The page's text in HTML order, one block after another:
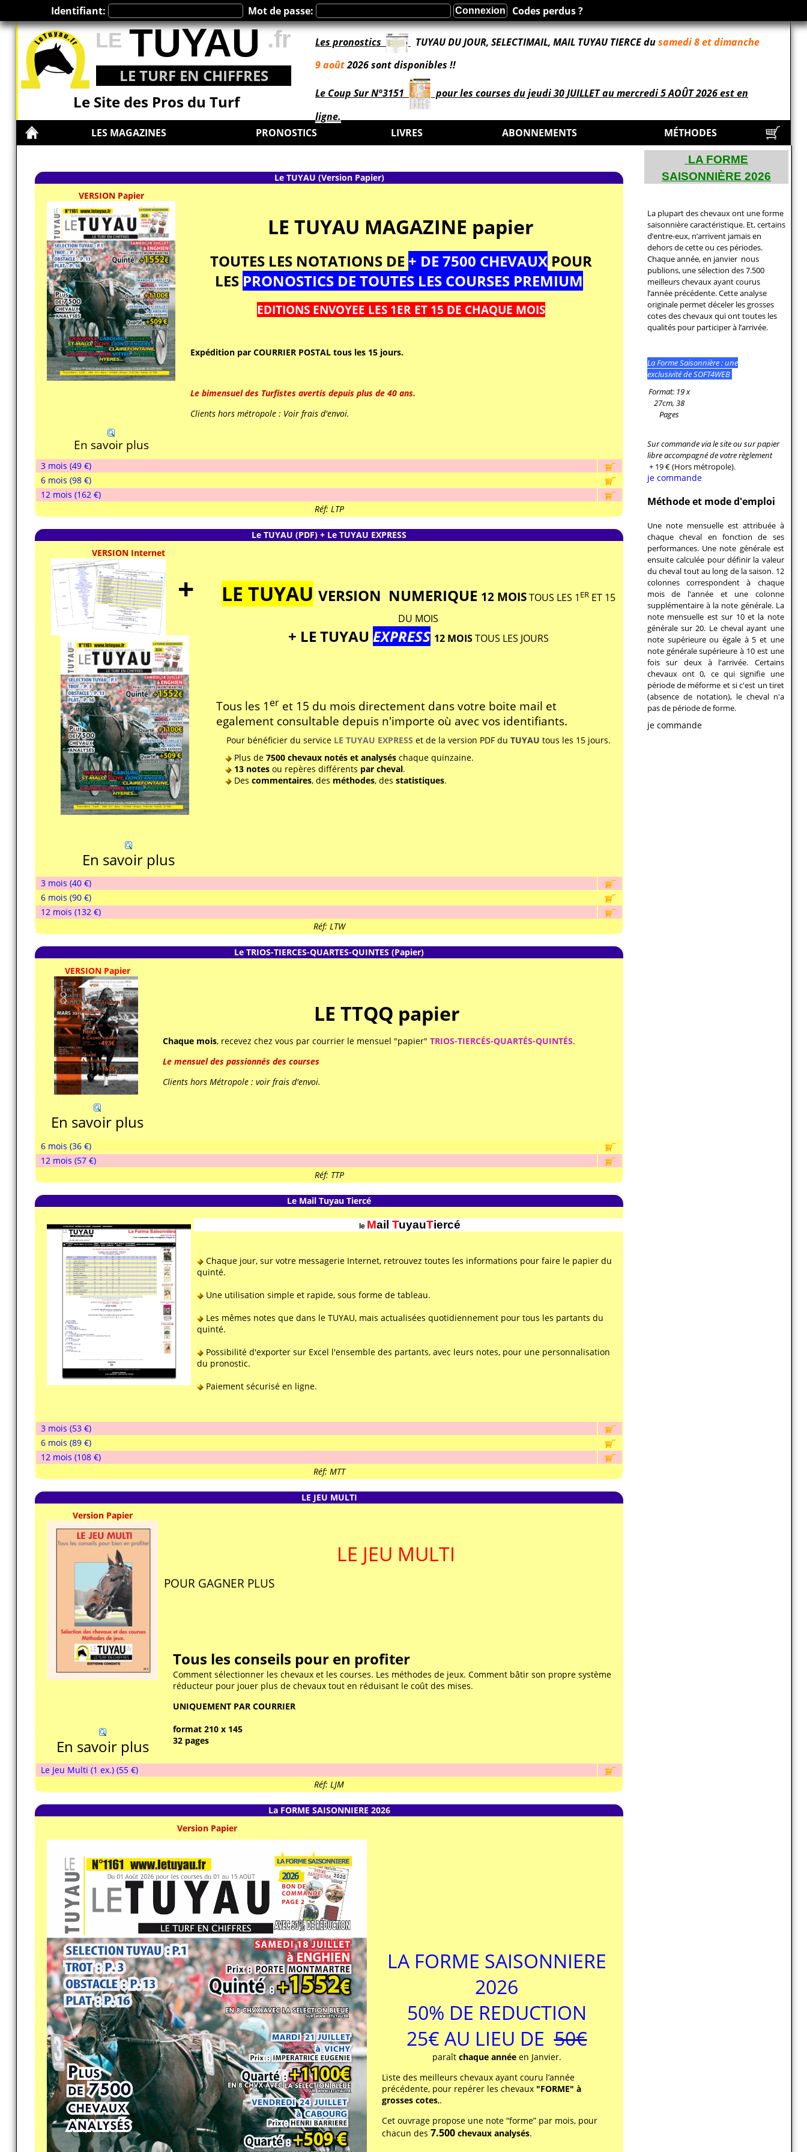
Identifiant: Mot de passe: Codes perdus ?
.fr
LE TUYAU
LE TURF EN CHIFFRES
Le Site des Pros du Turf
Les pronostics TUYAU DU JOUR, SELECTIMAIL, MAIL TUYAU TIERCE dusamedi 8 et dimanche
9 août2026 sont disponibles !!
Le Coup Sur N°3151
pour les courses du jeudi 30 JUILLET au mercredi 5 AOÛT 2026 est en
ligne.
LES MAGAZINES
PRONOSTICS LIVRES ABONNEMENTS MÉTHODES
Le TUYAU (Version Papier)
VERSION Papier
En savoir plus
LE TUYAU MAGAZINE papier
TOUTES LES NOTATIONS DE + DE 7500 CHEVAUXPOUR
LES PRONOSTICS DE TOUTES LES COURSES PREMIUM
EDITIONS ENVOYEE LES 1ER ET 15 DE CHAQUE MOIS
Expédition par COURRIER POSTAL tous les 15 jours.
Le bimensuel des Turfistes avertis depuis plus de 40 ans.
Clients hors métropole : Voir frais d'envoi.
3 mois (49 €)
6 mois (98 €)
12 mois (162 €)
Réf: LTP
Le TUYAU (PDF) + Le TUYAU EXPRESS
VERSION Internet
+
En savoir plus
LE TUYAU VERSION NUMERIQUE 12 MOIS TOUS LES 1 ERET 15
DU MOIS
+ LE TUYAU EXPRESS 12 MOISTOUS LES JOURS
Tous les 1 er et 15 du mois directement dans votre boite mail et
egalement consultable depuis n'importe où avec vos identifiants.
Pour bénéficier du service LE TUYAU EXPRESS et de la version PDF du TUYAU tous les 15 jours.
Plus de 7500 chevaux notés et analysés chaque quinzaine.
13 notes ou repères différents par cheval.
Des commentaires, des méthodes, des statistiques.
3 mois (40 €)
6 mois (90 €)
12 mois (132 €)
Réf: LTW
Le TRIOS-TIERCES-QUARTES-QUINTES (Papier)
VERSION Papier
En savoir plus
LE TTQQ papier
Chaque mois, recevez chez vous par courrier le mensuel "papier" TRIOS-TIERCÉS-QUARTÉS-QUINTÉS.
Le mensuel des passionnés des courses
Clients hors Métropole : voir frais d'envoi.
6 mois (36 €)
12 mois (57 €)
Réf: TTP
Le Mail Tuyau Tiercé
le Mail TuyauTiercé
Chaque jour, sur votre messagerie Internet, retrouvez toutes les informations pour faire le papier du
quinté.
Une utilisation simple et rapide, sous forme de tableau.
Les mêmes notes que dans le TUYAU, mais actualisées quotidiennement pour tous les partants du
quinté.
Possibilité d'exporter sur Excel l'ensemble des partants, avec leurs notes, pour une personnalisation
du pronostic.
Paiement sécurisé en ligne.
3 mois (53 €)
6 mois (89 €)
12 mois (108 €)
Réf: MTT
LE JEU MULTI
Version Papier
En savoir plus
LE JEU MULTI
POUR GAGNER PLUS
Tous les conseils pour en profiter
Comment sélectionner les chevaux et les courses. Les méthodes de jeux. Comment bâtir son propre système
réducteur pour jouer plus de chevaux tout en réduisant le coût des mises.
UNIQUEMENT PAR COURRIER
format 210 x 145
32 pages
Le Jeu Multi (1 ex.) (55 €)
Réf: LJM
La FORME SAISONNIERE 2026
Version Papier
LA FORME SAISONNIERE
2026
50% DE REDUCTION
25€ AU LIEU DE50€
paraît chaque annéeen Janvier.
Liste des meilleurs chevaux ayant couru l’année
précédente, pour repérer les chevaux "FORME" à
grosses cotes,.
Cet ouvrage propose une note “forme” par mois, pour
chacun des 7.500 chevaux analysés.
LA FORME
SAISONNIÈRE 2026
La plupart des chevaux ont une forme
saisonnière caractéristique. Et, certains
d’entre-eux, n’arrivent jamais en
dehors de cette ou ces périodes.
Chaque année, en janvier nous
publions, une sélection des 7.500
meilleurs chevaux ayant courus
l’année précédente. Cette analyse
originale permet déceler les grosses
cotes des chevaux qui ont toutes les
qualités pour participer à l’arrivée.
La Forme Saisonnière : une
exclusivité de SOFT4WEB
Format: 19 x
27cm, 38
Pages
Sur commande via le site ou sur papier
libre accompagné de votre règlement
+ 19 € (Hors métropole).
je commande
Méthode et mode d'emploi
Une note mensuelle est attribuée à
chaque cheval en fonction de ses
performances. Une note générale est
ensuite calculée pour définir la valeur
du cheval tout au long de la saison. 12
colonnes correspondent à chaque
mois de l'année et une colonne
supplémentaire à la note générale. La
note mensuelle est sur 10 et la note
générale sur 20. Le cheval ayant une
note supérieure ou égale à 5 et une
note générale supérieure à 10 est une
fois sur deux à l'arrivée. Certains
chevaux ont 0, ce qui signifie une
période de méforme et si c'est un tiret
(absence de notation), le cheval n'a
pas de période de forme.
je commande